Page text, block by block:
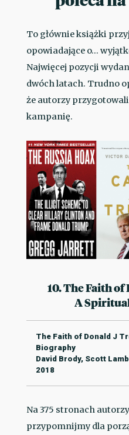
To głównie książki
opowiadające o…
Najwięcej pozycji
dwóch latach. Trudno
że autorzy
kampanię.
10. The Faith
A
The Faith of Donald J
Biography
David Brody, Scott Lamb
2018
Na 375 stronach
przypomnijmy dla